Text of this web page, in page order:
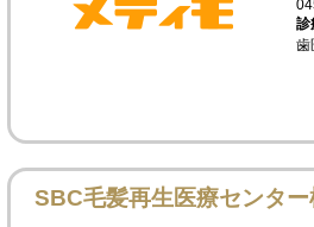
診
歯
SBC毛髪再生医療センター